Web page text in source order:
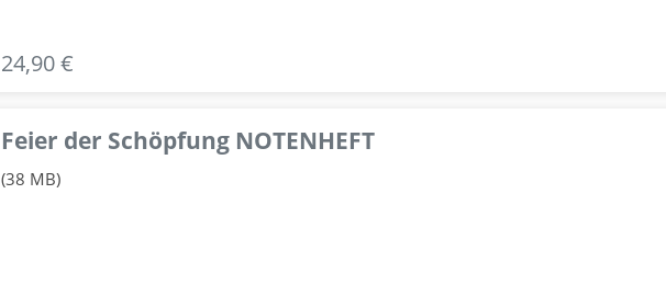
24,90 €
Feier der Schöpfung NOTENHEFT
(38 MB)